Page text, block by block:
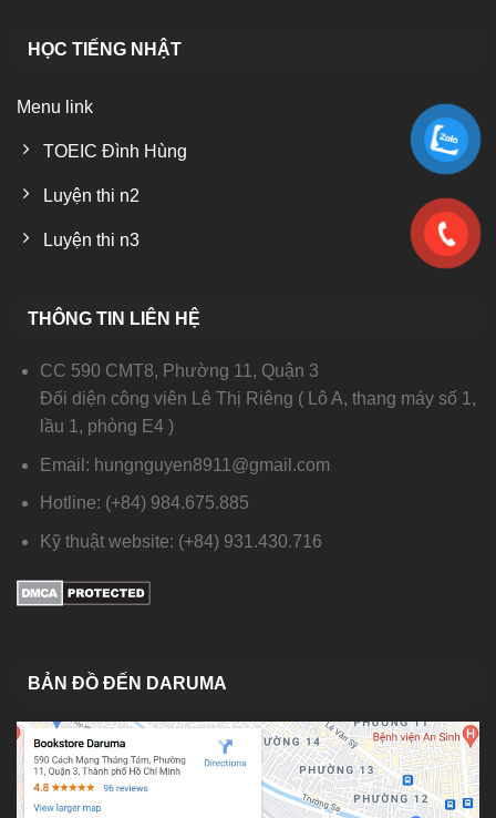
HỌC TIẾNG NHẬT
Menu link
TOEIC Đình Hùng
Luyện thi n2
Luyện thi n3
THÔNG TIN LIÊN HỆ
CC 590 CMT8, Phường 11, Quận 3
Đối diện công viên Lê Thị Riêng ( Lô A, thang máy số 1,
lầu 1, phòng E4 )
Email: hungnguyen8911@gmail.com
Hotline: (+84) 984.675.885
Kỹ thuật website: (+84) 931.430.716
BẢN ĐỒ ĐẾN DARUMA